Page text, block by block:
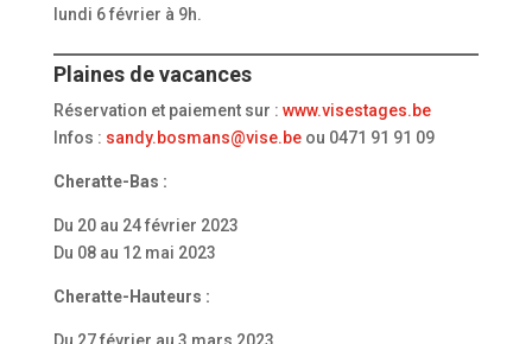
lundi 6 février à 9h.
Plaines de vacances
Réservation et paiement sur : www.visestages.be
Infos : sandy.bosmans@vise.beou 0471 91 91 09
Cheratte-Bas :
Du 20 au 24 février 2023
Du 08 au 12 mai 2023
Cheratte-Hauteurs :
Du 27 février au 3 mars 2023